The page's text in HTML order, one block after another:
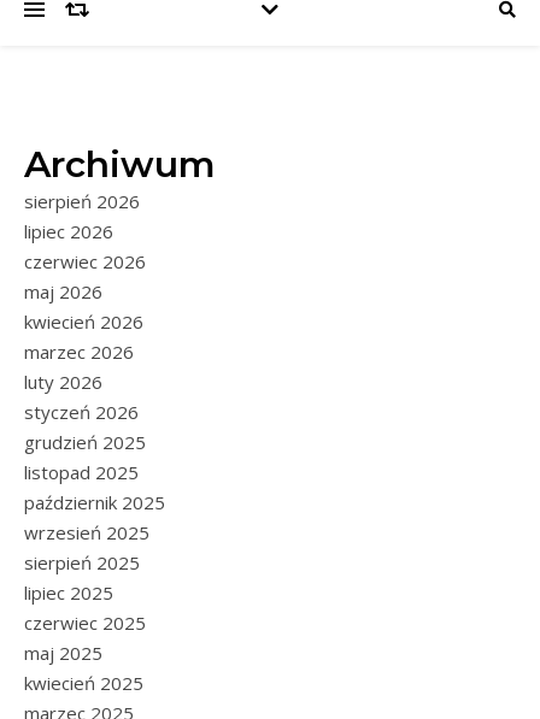
Archiwum
sierpień 2026
lipiec 2026
czerwiec 2026
maj 2026
kwiecień 2026
marzec 2026
luty 2026
styczeń 2026
grudzień 2025
listopad 2025
październik 2025
wrzesień 2025
sierpień 2025
lipiec 2025
czerwiec 2025
maj 2025
kwiecień 2025
marzec 2025